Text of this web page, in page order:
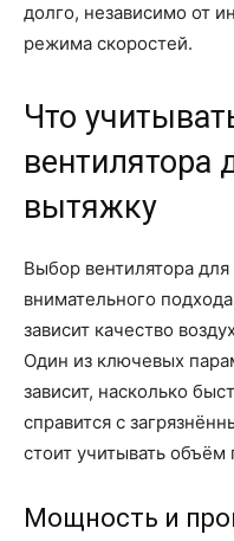
долго, независимо от
режима скоростей.
Что
вентилятора
вытяжку
Выбор вентилятора
внимательного
зависит качество
Один из ключевых
зависит, насколько
справится с
стоит учитывать
Мощность и